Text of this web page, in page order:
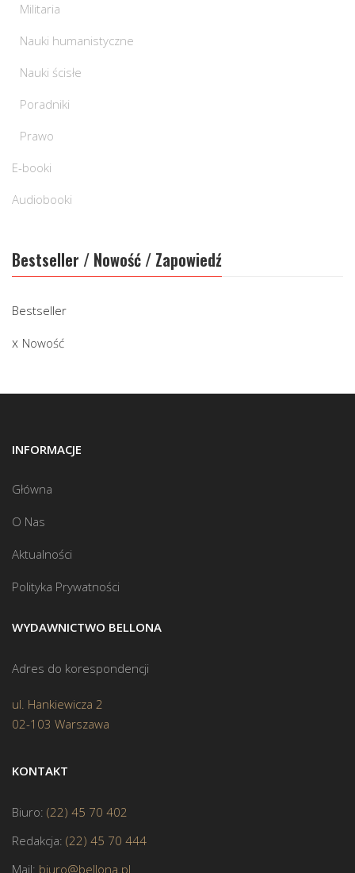
Militaria
Nauki humanistyczne
Nauki ścisłe
Poradniki
Prawo
E-booki
Audiobooki
Bestseller / Nowość / Zapowiedź
Bestseller
Nowość
INFORMACJE
Główna
O Nas
Aktualności
Polityka Prywatności
WYDAWNICTWO BELLONA
Adres do korespondencji
ul. Hankiewicza 2
02-103 Warszawa
KONTAKT
Biuro: (22) 45 70 402
Redakcja: (22) 45 70 444
Mail: biuro@bellona.pl